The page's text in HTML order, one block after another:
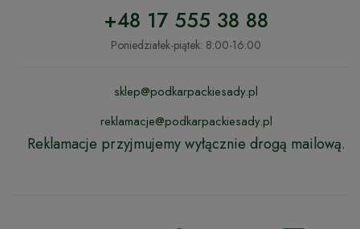
+48 17 555 38 88
Poniedziałek-piątek: 8:00-16:00
sklep@podkarpackiesady.pl
reklamacje@podkarpackiesady.pl
Reklamacje przyjmujemy wyłącznie drogą mailową.